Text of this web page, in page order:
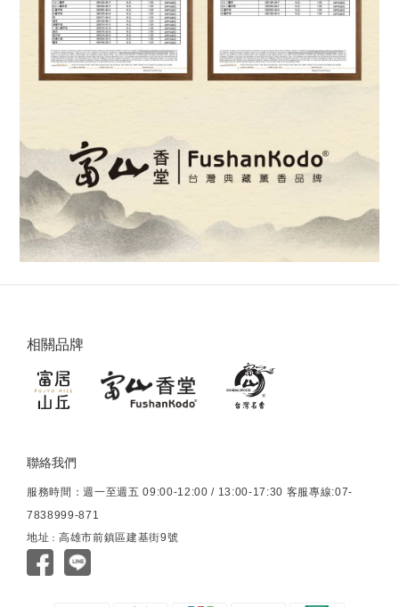
相關品牌
聯絡我們
服務時間：週一至週五 09:00-12:00 / 13:00-17:30 客服專線:07-
7838999-871
地址 ： 高雄市前鎮區建基街9號